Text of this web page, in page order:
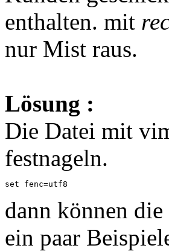
enthalten. mit
nur Mist raus.
Lösung :
Die Datei mit
festnageln.
set fenc=utf8
dann können
ein paar